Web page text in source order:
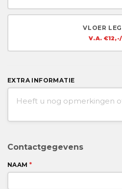
VLOER
V.A.
EXTRA INFORMATIE
Contactgegevens
NAAM *